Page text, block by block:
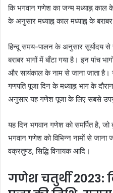
कि भगवान गणेश का जन्म मध्याह्न काल
के अनुसार मध्याह्न काल मध्याह्न के
हिन्दू समय-पालन के अनुसार सूर्योदय से
बराबर भागों में बाँटा गया है। इन पांच
और सायंकाल के नाम से जाना जाता है।
गणपति पूजा दिन के मध्याह्न भाग के
अनुसार यह गणेश पूजा के लिए सबसे
यह दिन भगवान गणेश को समर्पित है, जो
भगवान गणेश को विभिन्न नामों से
वक्रतुण्ड, सिद्धि विनायक आदि।
गणेश चतुर्थी 2023: